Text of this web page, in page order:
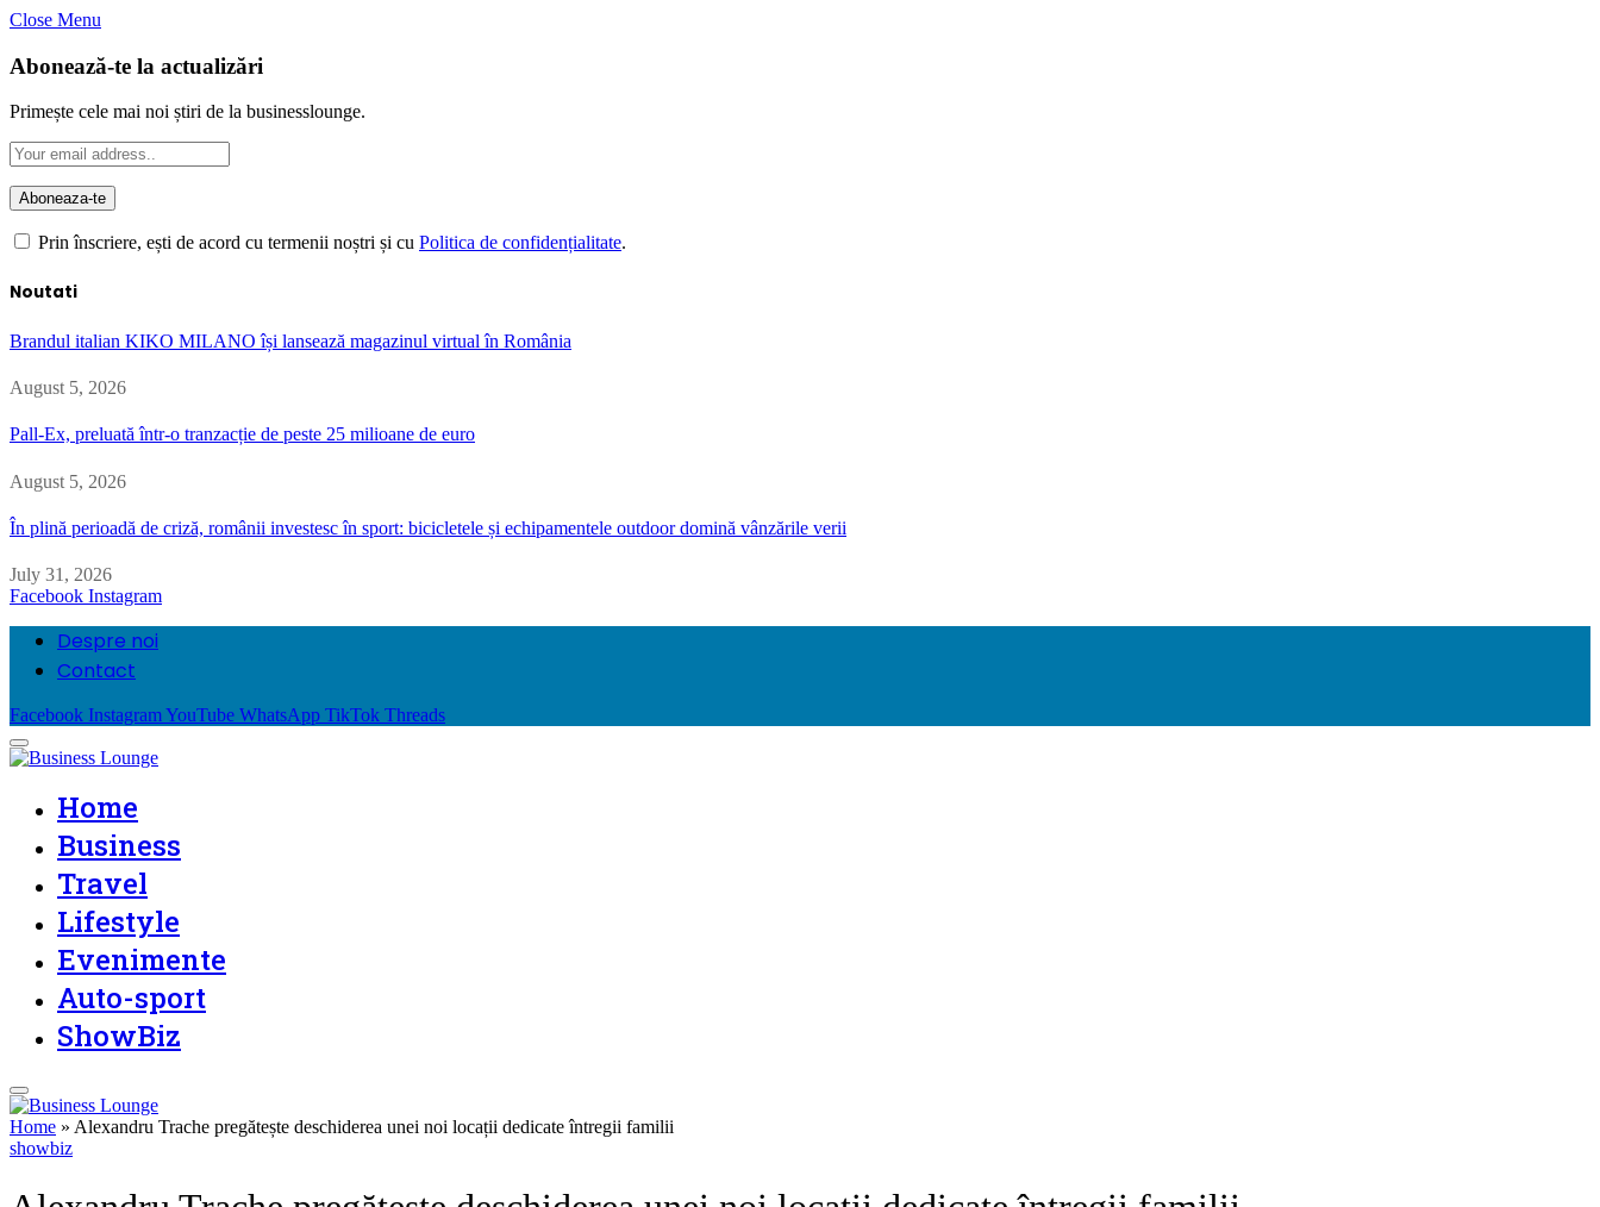
Close Menu
Abonează-te la actualizări
Primește cele mai noi știri de la businesslounge.
Prin înscriere, ești de acord cu termenii noștri și cu Politica de confidențialitate.
Noutati
Brandul italian KIKO MILANO își lansează magazinul virtual în România
August 5, 2026
Pall-Ex, preluată într-o tranzacție de peste 25 milioane de euro
August 5, 2026
În plină perioadă de criză, românii investesc în sport: bicicletele și echipamentele outdoor domină vânzările verii
July 31, 2026
Facebook Instagram
Despre noi
Contact
Facebook InstagramYouTube WhatsApp TikTok Threads
Home
Business
Travel
Lifestyle
Evenimente
Auto-sport
ShowBiz
Home » Alexandru Trache pregătește deschiderea unei noi locații dedicate întregii familii
showbiz